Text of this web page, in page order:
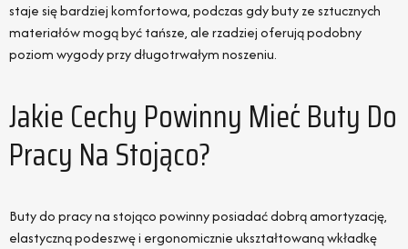
staje się bardziej komfortowa, podczas gdy buty ze sztucznych
materiałów mogą być tańsze, ale rzadziej oferują podobny
poziom wygody przy długotrwałym noszeniu.
Jakie Cechy Powinny Mieć Buty Do
Pracy Na Stojąco?
Buty do pracy na stojąco powinny posiadać dobrą amortyzację,
elastyczną podeszwę i ergonomicznie ukształtowaną wkładkę